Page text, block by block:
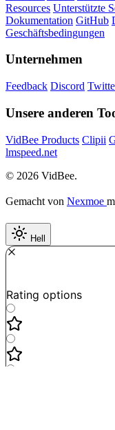
Resources Unterstützte
Dokumentation GitHub
Geschäftsbedingungen
Unternehmen
Feedback Discord
Unsere anderen
VidBee Products Clipii
lmspeed.net
© 2026 VidBee.
Gemacht von Nexmoe
Hell
Rating options